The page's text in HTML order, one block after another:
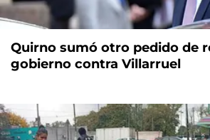
Quirno sumó otro pedido de
gobierno contra Villarruel